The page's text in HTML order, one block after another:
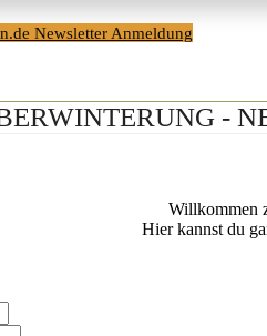
Newsletter Anmeldung
Willkommen
Hier kannst du